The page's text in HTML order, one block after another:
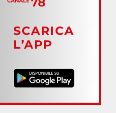
SCARICA
L’APP